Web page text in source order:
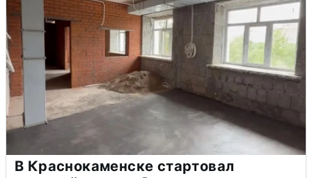
В Краснокаменске стартовал